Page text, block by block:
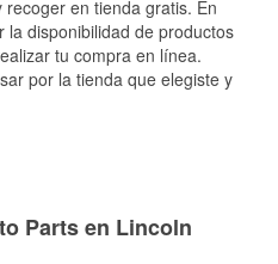
en tienda gratis. En
la disponibilidad de productos
tu compra en línea.
por la tienda que elegiste y
Parts en Lincoln